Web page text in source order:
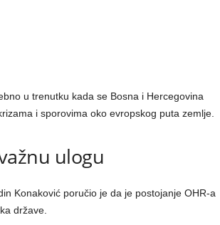
u trenutku kada se Bosna i Hercegovina
i sporovima oko evropskog puta zemlje.
ulogu
Konaković poručio je da je postojanje OHR-a
države.